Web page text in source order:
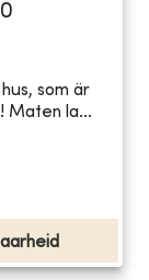
som är
Maten la...